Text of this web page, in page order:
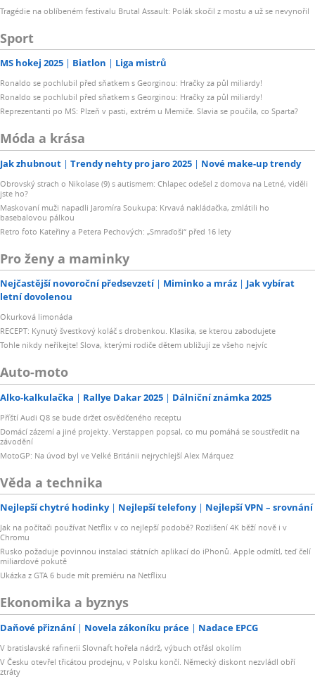
Tragédie na oblíbeném festivalu Brutal Assault: Polák skočil z mostu a už se nevynořil
Sport
MS hokej 2025 Biatlon Liga mistrů
Ronaldo se pochlubil před sňatkem s Georginou: Hračky za půl miliardy!
Ronaldo se pochlubil před sňatkem s Georginou: Hračky za půl miliardy!
Reprezentanti po MS: Plzeň v pasti, extrém u Memiče. Slavia se poučila, co Sparta?
Móda a krása
Jak zhubnout Trendy nehty pro jaro 2025 Nové make-up trendy
Obrovský strach o Nikolase (9) s autismem: Chlapec odešel z domova na Letné, viděli
jste ho?
Maskovaní muži napadli Jaromíra Soukupa: Krvavá nakládačka, zmlátili ho
basebalovou pálkou
Retro foto Kateřiny a Petera Pechových: „Smraďoši“ před 16 lety
Pro ženy a maminky
Nejčastější novoroční předsevzetí Miminko a mráz
Jak vybírat
letní dovolenou
Okurková limonáda
RECEPT: Kynutý švestkový koláč s drobenkou. Klasika, se kterou zabodujete
Tohle nikdy neříkejte! Slova, kterými rodiče dětem ubližují ze všeho nejvíc
Auto-moto
Alko-kalkulačka Rallye Dakar 2025 Dálniční známka 2025
Příští Audi Q8 se bude držet osvědčeného receptu
Domácí zázemí a jiné projekty. Verstappen popsal, co mu pomáhá se soustředit na
závodění
MotoGP: Na úvod byl ve Velké Británii nejrychlejší Alex Márquez
Věda a technika
Nejlepší chytré hodinky Nejlepší telefony Nejlepší VPN – srovnání
Jak na počítači používat Netflix v co nejlepší podobě? Rozlišení 4K běží nově i v
Chromu
Rusko požaduje povinnou instalaci státních aplikací do iPhonů. Apple odmítl, teď čelí
miliardové pokutě
Ukázka z GTA 6 bude mít premiéru na Netflixu
Ekonomika a byznys
Daňové přiznání Novela zákoníku práce Nadace EPCG
V bratislavské rafinerii Slovnaft hořela nádrž, výbuch otřásl okolím
V Česku otevřel třicátou prodejnu, v Polsku končí. Německý diskont nezvládl obří
ztráty